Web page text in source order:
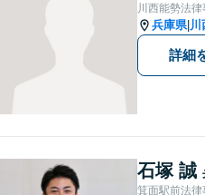
川西能勢法
兵庫県| 川
詳細
石塚 誠
箕面駅前法律